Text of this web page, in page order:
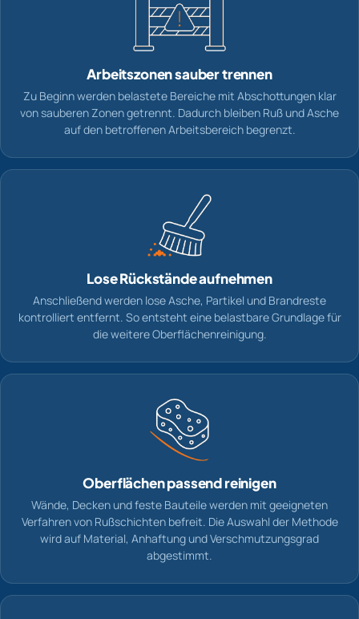
Arbeitszonen sauber trennen
Zu Beginn werden belastete Bereiche mit Abschottungen klar
von sauberen Zonen getrennt. Dadurch bleiben Ruß und Asche
auf den betroffenen Arbeitsbereich begrenzt.
Lose Rückstände aufnehmen
Anschließend werden lose Asche, Partikel und Brandreste
kontrolliert entfernt. So entsteht eine belastbare Grundlage für
die weitere Oberflächenreinigung.
Oberflächen passend reinigen
Wände, Decken und feste Bauteile werden mit geeigneten
Verfahren von Rußschichten befreit. Die Auswahl der Methode
wird auf Material, Anhaftung und Verschmutzungsgrad
abgestimmt.